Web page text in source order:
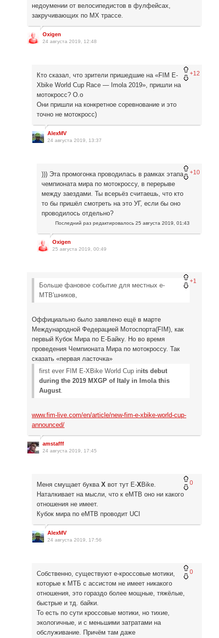
недоумении от велосипедистов в фулфейсах,
закручивающих по МХ трассе.
Oxigen
24 августа 2019, 12:48
+12
Кто сказал, что зрители пришедшие на «FIM E-
Xbike World Cup Race — Imola 2019», пришли на
мотокросс? О.о
Они пришли на конкретное соревнование и это
точно не мотокросс)
AlexMV
24 августа 2019, 13:37
+10
))) Эта промогонка проводилась в рамках этапа
чемпионата мира по мотокроссу, в перерыве
между заездами. Ты всерьёз считаешь, что кто
то бы пришёл смотреть на это УГ, если бы оно
проводилось отдельно?
Последний раз редактировалось 25 августа 2019, 01:43
Oxigen
25 августа 2019, 00:49
+1
Больше фановое событие для местных e-
MTB'шников,
Оффициально было заявлено ещё в марте
Международной Федерацией Мотоспорта(FIM), как
первый Кубок Мира по Е-Байку. Но во время
проведения Чемпионата Мира по мотокроссу. Так
сказать «первая ласточка»
first ever FIM E-XBike World Cup inits debut
during the 2019 MXGP of Italy in Imola this
August.
www.fim-live.com/en/article/new-fim-e-xbike-world-cup-
announced/
amstafff
24 августа 2019, 17:45
0
Меня смущает буква Х вот тут E-XBike.
Наталкивает на мысли, что к eMTB оно ни какого
отношения не имеет.
Кубок мира по eMTB проводит UCI
AlexMV
24 августа 2019, 17:56
0
Собственно, существуют е-кроссовые мотики,
которые к МТБ с ассистом не имеет никакого
отношения, это гораздо более мощные, тяжёлые,
быстрые и тд. байки.
То есть по сути кроссовые мотики, но тихие,
экологичные, и с меньшими затратами на
обслуживание. Причём там даже